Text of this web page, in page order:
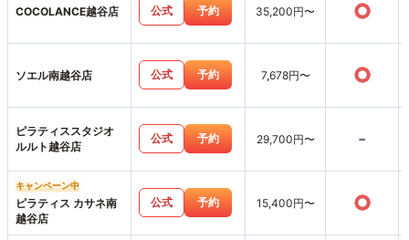
COCOLANCE越谷店 公式 予約 35,200円〜 ○
ソエル南越谷店 公式 予約 7,678円〜 ○
ピラティススタジオ
ルルト越谷店
公式 予約 29,700円〜 -
キャンペーン中
ピラティス カサネ南
越谷店
公式 予約 15,400円〜 ○